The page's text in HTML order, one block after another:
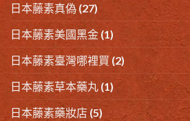
日本藤素真偽 (27)
日本藤素美國黑金 (1)
日本藤素臺灣哪裡買 (2)
日本藤素草本藥丸 (1)
日本藤素藥妝店 (5)